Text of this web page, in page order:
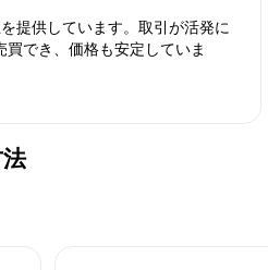
提供しています。取引が活発に
でき、価格も安定していま